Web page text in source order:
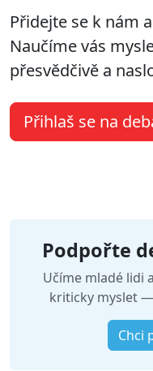
Přidejte se k nám
Naučíme vás
přesvědčivě a
Přihlaš se na
Podpořte
Učíme mladé lidi
kriticky myslet
Chci